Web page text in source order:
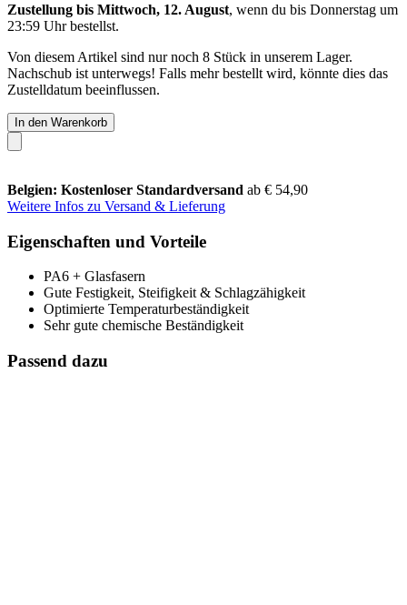
Zustellung bis Mittwoch, 12. August, wenn du bis Donnerstag um
23:59 Uhrbestellst.
Von diesem Artikel sind nur noch 8 Stück in unserem Lager.
Nachschub ist unterwegs! Falls mehr bestellt wird, könnte dies das
Zustelldatum beeinflussen.
In den Warenkorb
Belgien: Kostenloser Standardversand ab € 54,90
Weitere Infos zu Versand & Lieferung
Eigenschaften und Vorteile
PA6 + Glasfasern
Gute Festigkeit, Steifigkeit & Schlagzähigkeit
Optimierte Temperaturbeständigkeit
Sehr gute chemische Beständigkeit
Passend dazu